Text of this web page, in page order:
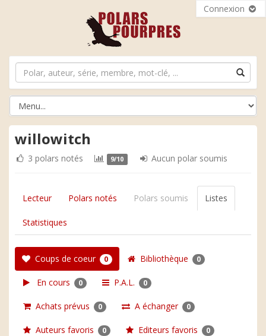
Connexion
willowitch
3 polars notés 9/10 Aucun polar soumis
Lecteur Polars notés Polars soumis Listes
Statistiques
Coups de coeur 0 Bibliothèque 0
En cours 0 P.A.L. 0
Achats prévus 0 A échanger 0
Auteurs favoris 0 Editeurs favoris 0